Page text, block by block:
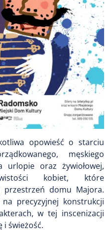
opowieść o starciu
męskiego
urlopie oraz żywiołowej,
kobiet, które
przestrzeń domu Majora.
precyzyjnej konstrukcji
w tej inscenizacji
i świeżość.